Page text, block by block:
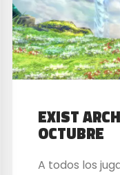
EXIST
OCTUBRE
A todos los